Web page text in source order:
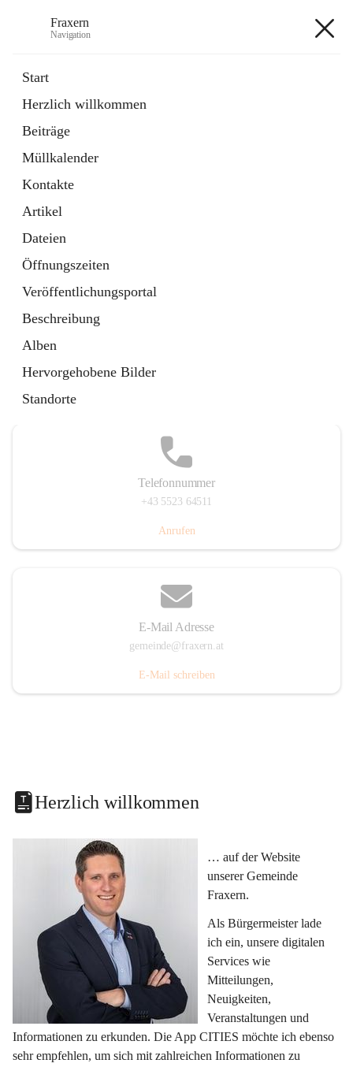
Fraxern
Navigation
Start
Herzlich willkommen
Beiträge
Müllkalender
Kontakte
Artikel
Dateien
Öffnungszeiten
Veröffentlichungsportal
Beschreibung
Alben
Hervorgehobene Bilder
Standorte
Ordner
in
Tab
Formulare
Artikel
öffnet
in
neuem
Tab
Telefonnummer
+43 5523 64511
Anrufen
E-Mail Adresse
gemeinde@fraxern.at
E-Mail schreiben
Herzlich willkommen
… auf der Website
unserer Gemeinde
Fraxern.
Als Bürgermeister lade
ich ein, unsere digitalen
Services wie
Mitteilungen,
Neuigkeiten,
Veranstaltungen und
Informationen zu erkunden. Die App CITIES möchte ich ebenso
sehr empfehlen, um sich mit zahlreichen Informationen zu